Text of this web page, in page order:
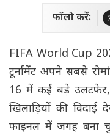
फॉलो करें:
FIFA World Cup
टूर्नामेंट अपने सबसे
16 में कई बड़े
खिलाड़ियों की
फाइनल में जगह बना